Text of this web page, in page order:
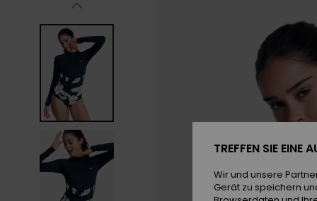
TREFFEN SIE EINE
Wir und unsere
Gerät zu speichern